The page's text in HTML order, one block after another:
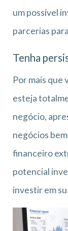
um possível
parcerias
Tenha
Por mais
esteja
negócio,
negócios
financeiro
potencial
investir em